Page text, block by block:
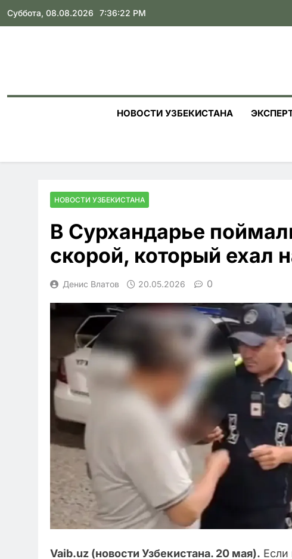
Skip
Суббота, 08.08.2026 7:36:23 PM
НОВОСТИ УЗБЕКИСТАНА
НОВОСТИ УЗБЕКИСТАНА
В Сурхандарье
скорой, который ехал
Денис Влатов 20.05.2026 0
Vaib.uz (новости Узбекистана. 20 мая). Если